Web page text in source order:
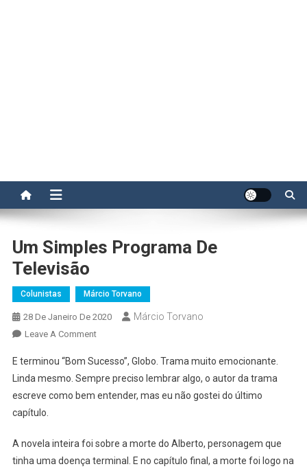
Um Simples Programa De
Televisão
Colunistas Márcio Torvano
28 De Janeiro De 2020 Márcio Torvano
Leave A CommentOn
Simples
Programa
De
E terminou “Bom Sucesso”, Globo. Trama muito emocionante.
Linda mesmo. Sempre preciso lembrar algo, o autor da trama
escreve como bem entender, mas eu não gostei do último
capítulo.
A novela inteira foi sobre a morte do Alberto, personagem que
tinha uma doença terminal. E no capítulo final, a morte foi logo na